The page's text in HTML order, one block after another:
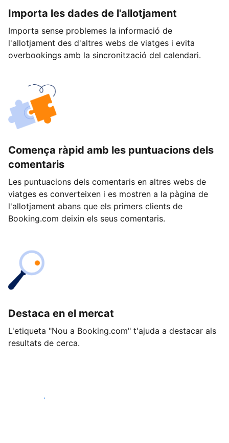
Importa les dades de l'allotjament
Importa sense problemes la informació de
l'allotjament des d'altres webs de viatges i evita
overbookings amb la sincronització del calendari.
Comença ràpid amb les puntuacions dels
comentaris
Les puntuacions dels comentaris en altres webs de
viatges es converteixen i es mostren a la pàgina de
l'allotjament abans que els primers clients de
Booking.com deixin els seus comentaris.
Destaca en el mercat
L'etiqueta "Nou a Booking.com" t'ajuda a destacar als
resultats de cerca.
Comença avui